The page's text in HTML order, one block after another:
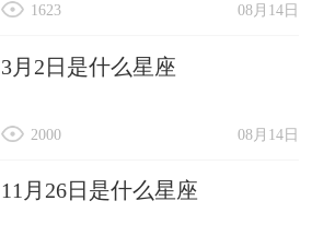
08月14日
1623
3月2日是什么星座
08月14日
2000
11月26日是什么星座